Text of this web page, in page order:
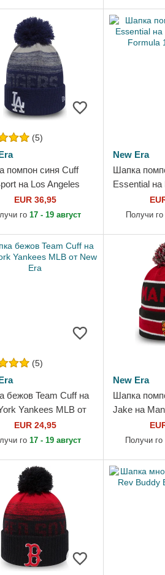
(5)
помпон синя Cuff
на Los Angeles
MLB от New Era
EUR 36,95
го 17 - 19 август
New Era
Шапка
Essential на
Formula 1
Получи го
(5)
бежов Team Cuff на
Yankees MLB от
EUR 24,95
го 17 - 19 август
New Era
Шапка
Jake на
Football
League от
Получи го